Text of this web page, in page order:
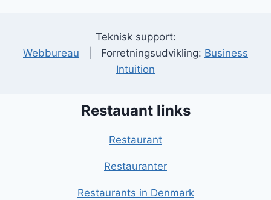
Teknisk support:
Webbureau | Forretningsudvikling: Business
Intuition
Restauant links
Restaurant
Restauranter
Restaurants in Denmark